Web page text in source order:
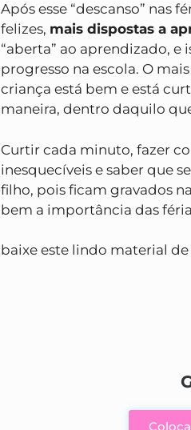
Após esse “descanso” nas
felizes, mais dispostas a
“aberta” ao aprendizado, e
progresso na escola. O
criança está bem e está
maneira, dentro daquilo
Curtir cada minuto, fazer
inesquecíveis e saber que
filho, pois ficam gravados
bem a importância das
baixe este lindo material